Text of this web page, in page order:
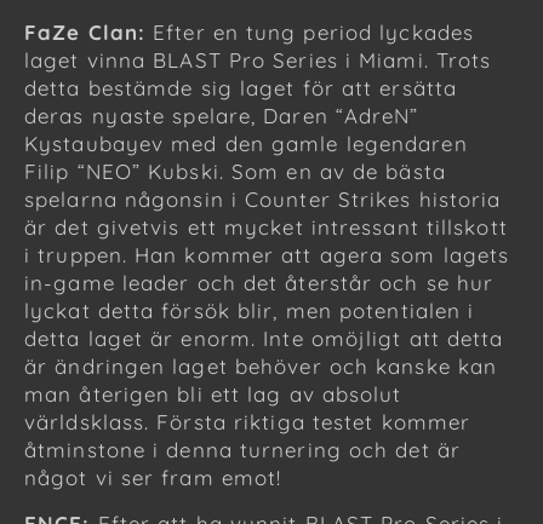
FaZe Clan: Efter en tung period lyckades
laget vinna BLAST Pro Series i Miami. Trots
detta bestämde sig laget för att ersätta
deras nyaste spelare, Daren “AdreN”
Kystaubayev med den gamle legendaren
Filip “NEO” Kubski. Som en av de bästa
spelarna någonsin i Counter Strikes historia
är det givetvis ett mycket intressant tillskott
i truppen. Han kommer att agera som lagets
in-game leader och det återstår och se hur
lyckat detta försök blir, men potentialen i
detta laget är enorm. Inte omöjligt att detta
är ändringen laget behöver och kanske kan
man återigen bli ett lag av absolut
världsklass. Första riktiga testet kommer
åtminstone i denna turnering och det är
något vi ser fram emot!